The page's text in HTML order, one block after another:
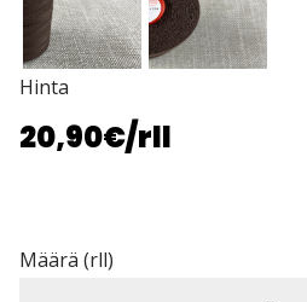
Hinta
20,90€/rll
Määrä (rll)